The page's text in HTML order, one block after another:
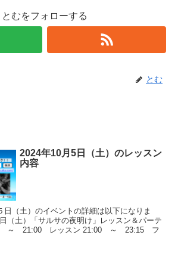
とむをフォローする
とむ
2024年10月5日（土）のレッスン
内容
日（土）のイベントの詳細は以下になりま
（土）「サルサの夜明け」レッスン＆パーテ
～ 21:00 レッスン 21:00 ～ 23:15 フ